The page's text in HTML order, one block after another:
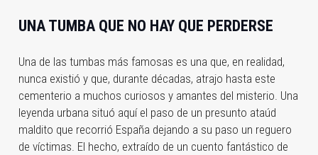
UNA TUMBA QUE NO HAY QUE PERDERSE
Una de las tumbas más famosas es una que, en realidad,
nunca existió y que, durante décadas, atrajo hasta este
cementerio a muchos curiosos y amantes del misterio. Una
leyenda urbana situó aquí el paso de un presunto ataúd
maldito que recorrió España dejando a su paso un reguero
de víctimas. El hecho, extraído de un cuento fantástico de